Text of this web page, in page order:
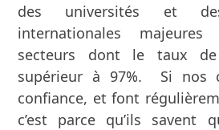
des universités et
internationales
secteurs dont le taux
supérieur à 97%. Si nos
confiance, et font
c’est parce qu’ils savent